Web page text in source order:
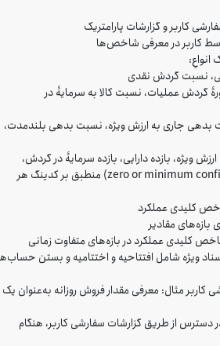
کاربر در معرفی شاخص‌ها
نسبت گردش نقدى
گردش عملیات، نسبت کالا به سرمایۀ در
جارى به ارزش ویژه، نسبت بدهى بلندمدت،
بازده دارایى، بازده سرمایۀ در گردش،
شاخص سنجش سودمندى وام بدون نیاز یا با حداقل نیاز به پیکربندی مجدد (zero or minimum configuration) منطبق بر کدینگ هر
کلیدی عملکرد
بازه‌های مقادیر
کلیدی عملکرد در بازه‌های متفاوت زمانی
ویژه شامل افتتاحیه و اختتامیه و بستن
مثال: معرفی مقدار فروش روزانه به‌عنوان یک
دسترس از طریق گزارشات سفارشی کاربر، هنگام